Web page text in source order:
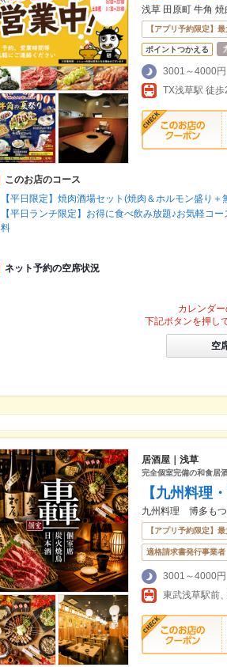
浅草 田原町 牛角
【アプリ予約限定】
ポイントつかえる
3001～4000円
TX浅草駅 徒
このお店のコース
【平日限定】焼肉酒場セット(焼肉＆ホルモン盛り
【平日ランチ限定】お得に食べ飲み放題♪お気軽コ
料
ネット予約の空席状況
カレンダー
下記ボタンを押し
空
居酒屋｜浅草
完全個室完備の和食居
【九州料理
九州料理 博多も
【アプリ予約限定】
適格請求書発行事業者
3001～4000円
東武浅草駅前